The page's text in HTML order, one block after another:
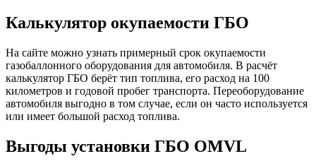
Калькулятор окупаемости ГБО
На сайте можно узнать примерный срок окупаемости
газобаллонного оборудования для автомобиля. В расчёт
калькулятор ГБО берёт тип топлива, его расход на 100
километров и годовой пробег транспорта. Переоборудование
автомобиля выгодно в том случае, если он часто используется
или имеет большой расход топлива.
Выгоды установки ГБО OMVL